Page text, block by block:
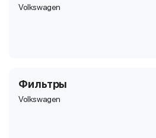
Volkswagen
Фильтры
Volkswagen